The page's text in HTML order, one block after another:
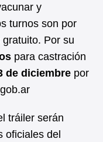
y
turnos son por
Por su
para castración
de diciembre por
tráiler serán
oficiales del